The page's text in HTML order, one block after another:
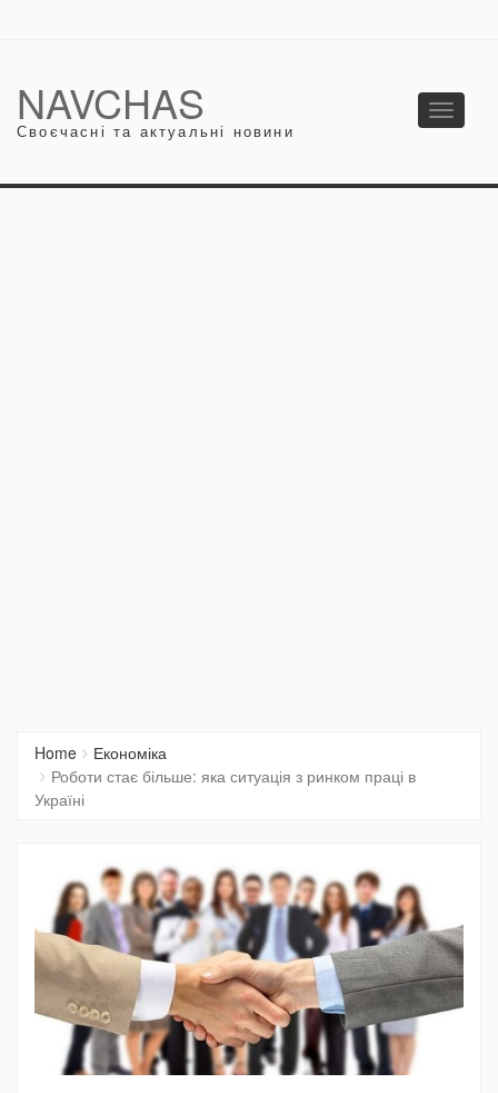
NAVCHAS
Своєчасні та актуальні новини
Toggle
Home
Економіка
Роботи стає більше: яка ситуація з ринком праці в
Україні